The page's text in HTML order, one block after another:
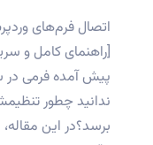
[راهنمای کامل و
پیش آمده فرمی در
ندانید چطور